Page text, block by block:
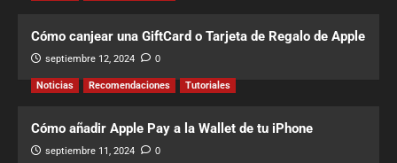
Cómo canjear una GiftCard o Tarjeta de Regalo de Apple
septiembre 12, 2024 0
Noticias Recomendaciones Tutoriales
Cómo añadir Apple Pay a la Wallet de tu iPhone
septiembre 11, 2024 0